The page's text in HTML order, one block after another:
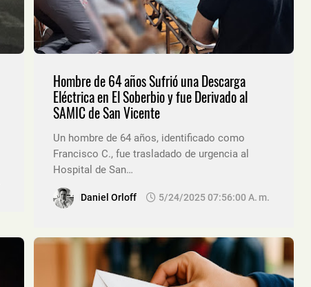
Hombre de 64 años Sufrió una Descarga
Eléctrica en El Soberbio y fue Derivado al
SAMIC de San Vicente
Un hombre de 64 años, identificado como
Francisco C., fue trasladado de urgencia al
Hospital de San…
Daniel Orloff 5/24/2025 07:56:00 A. M.